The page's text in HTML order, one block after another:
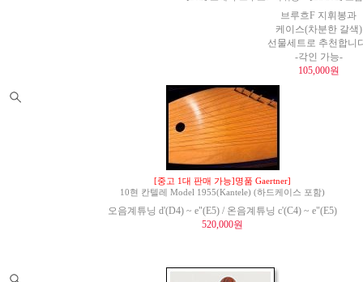
브루흐F 지휘봉과
케이스(차분한 갈색)
선물세트로 추천합니
-각인 가능-
105,000원
[중고 1대 판매 가능]명품 Gaertner]
10현 칸텔레 Model 1955(Kantele) (하드케이스 포함)
오음계튜닝 d'(D4) ~ e"(E5) / 온음계튜닝 c'(C4) ~ e"(E5)
520,000원